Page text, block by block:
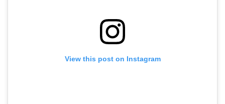
View this post on Instagram